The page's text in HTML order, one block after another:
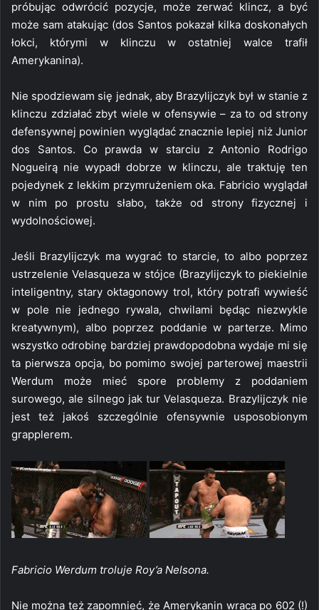
próbując odwrócić pozycje, może zerwać klincz, a być
może sam atakując (dos Santos pokazał kilka doskonałych
łokci, którymi w klinczu w ostatniej walce trafił
Amerykanina).
Nie spodziewam się jednak, aby Brazylijczyk był w stanie z
klinczu zdziałać zbyt wiele w ofensywie – za to od strony
defensywnej powinien wyglądać znacznie lepiej niż Junior
dos Santos. Co prawda w starciu z Antonio Rodrigo
Nogueirą nie wypadł dobrze w klinczu, ale traktuję ten
pojedynek z lekkim przymrużeniem oka. Fabricio wyglądał
w nim po prostu słabo, także od strony fizycznej i
wydolnościowej.
Jeśli Brazylijczyk ma wygrać to starcie, to albo poprzez
ustrzelenie Velasqueza w stójce (Brazylijczyk to piekielnie
inteligentny, stary oktagonowy trol, który potrafi wywieść
w pole nie jednego rywala, chwilami będąc niezwykle
kreatywnym), albo poprzez poddanie w parterze. Mimo
wszystko odrobinę bardziej prawdopodobna wydaje mi się
ta pierwsza opcja, bo pomimo swojej parterowej maestrii
Werdum może mieć spore problemy z poddaniem
surowego, ale silnego jak tur Velasqueza. Brazylijczyk nie
jest też jakoś szczególnie ofensywnie usposobionym
grapplerem.
Fabricio Werdum troluje Roy’a Nelsona.
Nie można też zapomnieć, że Amerykanin wraca po 602 (!)